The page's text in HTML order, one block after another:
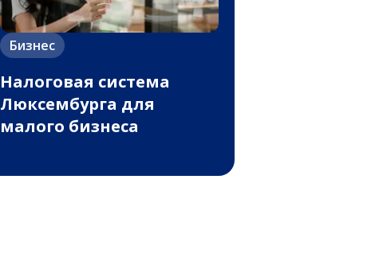
Бизнес
Налоговая система
Люксембурга для
малого бизнеса